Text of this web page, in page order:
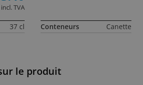
le produit
incl. TVA
37 cl Conteneurs Canette